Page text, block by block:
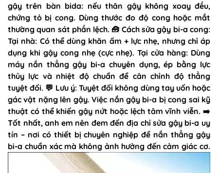
gậy trên bàn bida: nếu thân gậy không xoay đều,
chứng tỏ bị cong. Dùng thước đo độ cong hoặc mắt
thường quan sát phần lệch. 🧰 Cách sửa gậy bi-a cong:
Tại nhà: Có thể dùng khăn ấm + lực nhẹ, nhưng chỉ áp
dụng khi gậy cong nhẹ (cực nhẹ). Tại cửa hàng: Dùng
máy nắn thẳng gậy bi-a chuyên dụng, ép bằng lực
thủy lực và nhiệt độ chuẩn để cân chỉnh độ thẳng
tuyệt đối. 💬 Lưu ý: Tuyệt đối không dùng tay uốn hoặc
gác vật nặng lên gậy. Việc nắn gậy bi-a bị cong sai kỹ
thuật có thể khiến gậy nứt hoặc lệch tâm vĩnh viễn. ➡️
Tốt nhất, anh em nên đem đến địa chỉ sửa gậy bi-a uy
tín – nơi có thiết bị chuyên nghiệp để nắn thẳng gậy
bi-a chuẩn xác mà không ảnh hưởng đến cảm giác cơ.